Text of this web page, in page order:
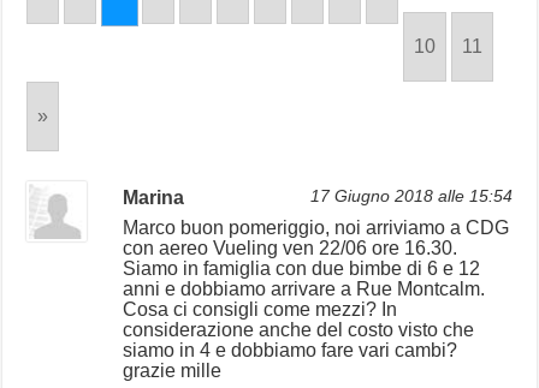
10 11
»
Marina 17 Giugno 2018 alle 15:54
Marco buon pomeriggio, noi arriviamo a CDG
con aereo Vueling ven 22/06 ore 16.30.
Siamo in famiglia con due bimbe di 6 e 12
anni e dobbiamo arrivare a Rue Montcalm.
Cosa ci consigli come mezzi? In
considerazione anche del costo visto che
siamo in 4 e dobbiamo fare vari cambi?
grazie mille